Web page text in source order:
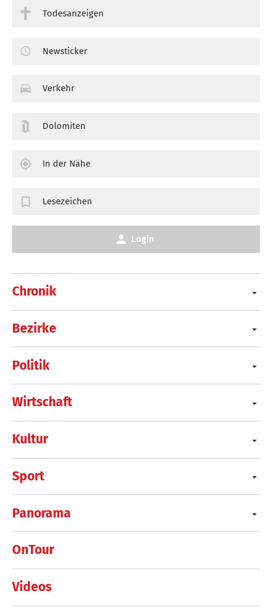
Chronik
Bezirke
Politik
Wirtschaft
Kultur
Sport
Panorama
OnTour
Videos
Todesanzeigen
Newsticker
Verkehr
Dolomiten
In der Nähe
Lesezeichen
Login